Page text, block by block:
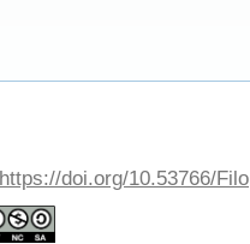
https://doi.org/10.53766/Filo